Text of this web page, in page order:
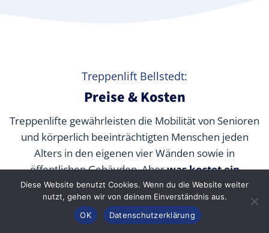
Treppenlift Bellstedt:
Preise & Kosten
Treppenlifte gewährleisten die Mobilität von Senioren
und körperlich beeinträchtigten Menschen jeden
Alters in den eigenen vier Wänden sowie in
öffentlichen Gebäuden. Aberwas kostet ein
Treppenlift wirklich? Wir verraten Ihnen die
durchschnittlichen Preise unserer Fachpartner je nach
Modell und wie Sie die Kosten durch Zuschüsse,
Konfigurator
Diese Website benutzt Cookies. Wenn du die Website weiter
nutzt, gehen wir von deinem Einverständnis aus.
OK
Datenschutzerklärung